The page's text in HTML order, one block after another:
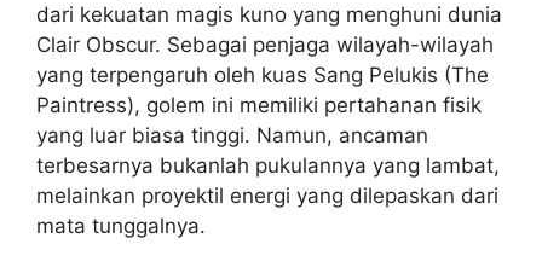
dari kekuatan magis kuno yang menghuni dunia
Clair Obscur. Sebagai penjaga wilayah-wilayah
yang terpengaruh oleh kuas Sang Pelukis (The
Paintress), golem ini memiliki pertahanan fisik
yang luar biasa tinggi. Namun, ancaman
terbesarnya bukanlah pukulannya yang lambat,
melainkan proyektil energi yang dilepaskan dari
mata tunggalnya.